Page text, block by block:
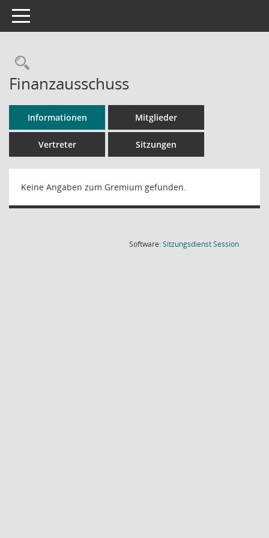
Toggle navigation
Rechercheauswahl
Finanzausschuss
Informationen Mitglieder
Vertreter Sitzungen
Keine Angaben zum Gremium gefunden.
Software:SitzungsdienstSession(Wird in